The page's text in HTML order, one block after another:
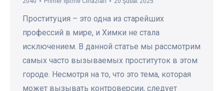
Проституция – это одна из старейших
профессий в мире, и Химки не стала
исключением. В данной статье мы рассмотрим
самых часто вызываемых проституток в этом
городе. Несмотря на то, что это тема, которая
может вызывать контроверсии, следует